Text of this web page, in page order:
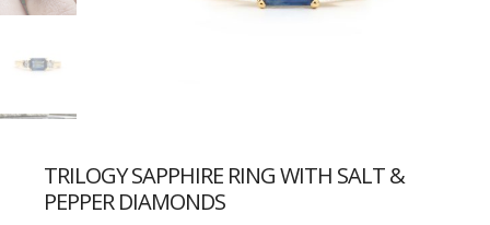
TRILOGY SAPPHIRE RING WITH SALT &
PEPPER DIAMONDS